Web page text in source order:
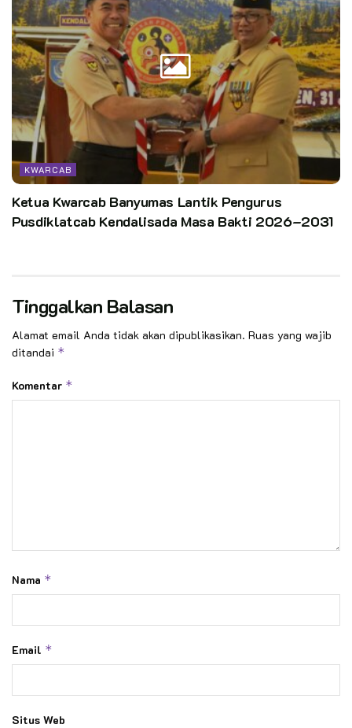
KWARCAB
Ketua Kwarcab Banyumas Lantik Pengurus
Pusdiklatcab Kendalisada Masa Bakti 2026–2031
Tinggalkan Balasan
Alamat email Anda tidak akan dipublikasikan. Ruas yang wajib
ditandai *
Komentar *
Nama *
Email *
Situs Web